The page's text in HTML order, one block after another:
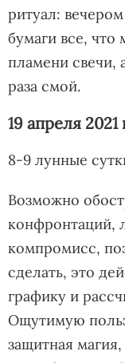
ритуал:
бумаги все, что
пламени свечи,
раза смой.
19 апреля
8-9 лунные
Возможно
конфронтаций,
компромисс,
сделать, это
графику и
Ощутимую
защитная